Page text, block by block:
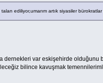
ediliyor,umarım artık siyasiler
dernekleri var eskişehirde
bilince kavuşmak